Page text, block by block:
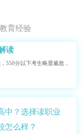
育经验
读
550分以下考生略显尴尬，
中？选择读职业
怎么样？